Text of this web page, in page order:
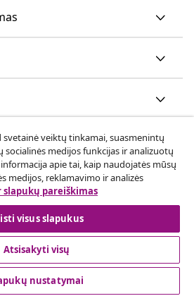
yra vidaXL Marketplace
internetinė parduotuvė
svetainė veiktų tinkamai, suasmenintų
medijos funkcijas ir analizuotų
apie tai, kaip naudojatės mūsų
medijos, reklamavimo ir analizės
pareiškimas
visus slapukus
Atsisakyti visų
nustatymai